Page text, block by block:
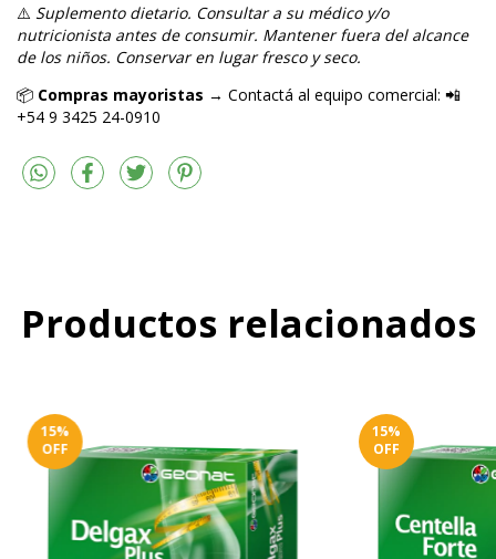
⚠️ Suplemento dietario. Consultar a su médico y/o
nutricionista antes de consumir. Mantener fuera del alcance
de los niños. Conservar en lugar fresco y seco.
📦 Compras mayoristas → Contactá al equipo comercial: 📲
+54 9 3425 24-0910
Productos relacionados
15%
OFF
15%
OFF